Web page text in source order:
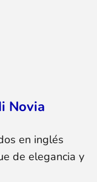
Novia
en inglés
de elegancia y